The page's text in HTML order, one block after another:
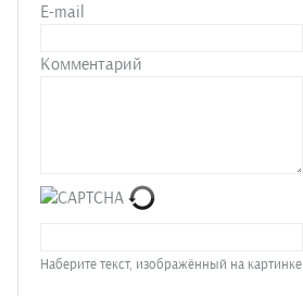
E-mail
Комментарий
Наберите текст, изображённый на картинке